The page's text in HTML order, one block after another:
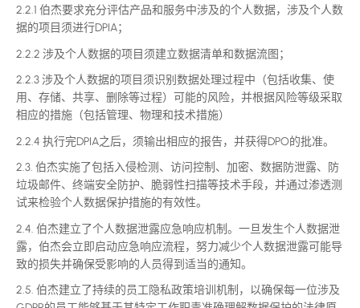
2.2.1 伯杰要求充分评估产品和服务中涉及的个人数据，涉及个人数
据的项目须进行DPIA；
2.2.2 涉及个人数据的项目须建立数据清单和数据流图；
2.2.3 涉及个人数据的项目须识别数据处理过程中（包括收集、使
用、存储、共享、删除等过程）可能的风险，并根据风险等级采取
相应的措施（包括管理、物理和技术措施）
2.2.4 执行完DPIA之后，须输出相应的报告，并获得DPO的批准。
2.3. 伯杰实施了包括入侵检测、访问控制、加密、数据防泄露、防
垃圾邮件、终端安全防护、脆弱性扫描等技术手段，并通过渗透测
试来检验个人数据保护措施的有效性。
2.4. 伯杰建立了个人数据泄露应急响应机制。一旦发生个人数据泄
露，伯杰会立即启动应急响应流程，努力减少个人数据泄露可能导
致的损失并确保受影响的人员得到适当的通知。
2.5. 伯杰建立了持续的员工隐私政策培训机制，以确保每一位涉及